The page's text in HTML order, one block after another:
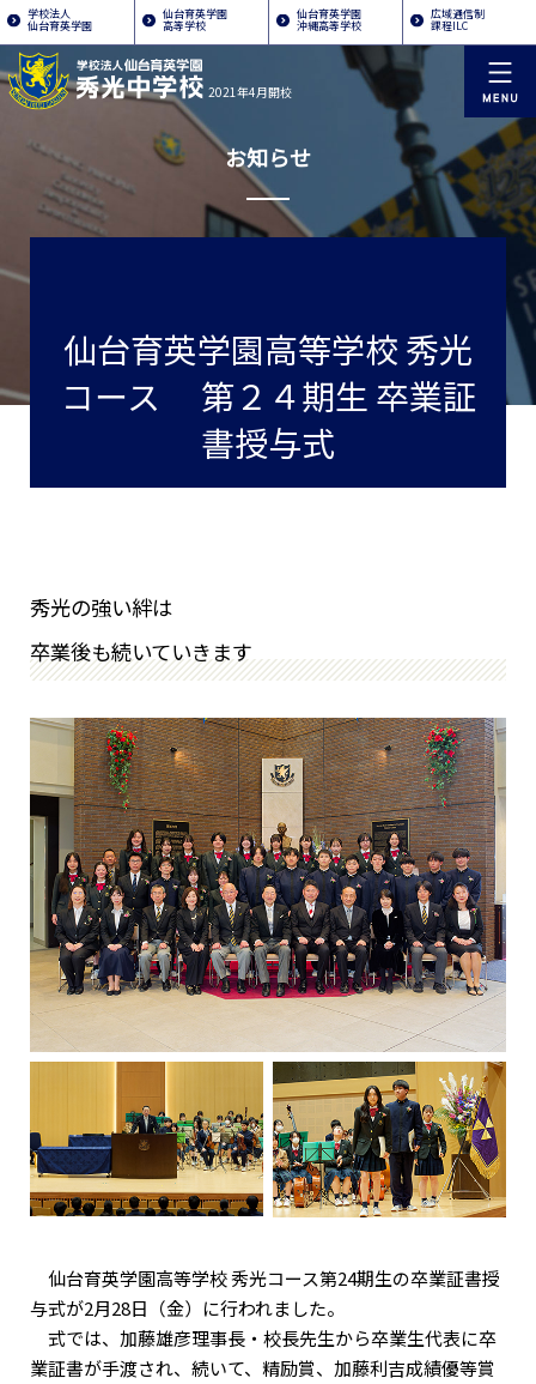
学校法人
仙台育英学園
仙台育英学園
高等学校
仙台育英学園
沖縄高等学校
広域通信制
課程ILC
2021年4月開校
お知らせ
仙台育英学園高等学校 秀光
コース 第２４期生 卒業証
書授与式
秀光の強い絆は
卒業後も続いていきます
仙台育英学園高等学校 秀光コース第24期生の卒業証書授
与式が2月28日（金）に行われました。
式では、加藤雄彦理事長・校長先生から卒業生代表に卒
業証書が手渡され、続いて、精励賞、加藤利吉成績優等賞